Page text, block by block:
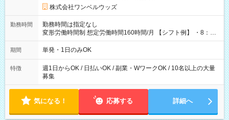
株式会社ワンベルウッズ
勤務時間
勤務時間は指定なし
変形労働時間制 想定労働時間160時間/月 【シフト例】 ・8：00
～21：00
期間 単発・1日のみOK
特徴
週1日からOK / 日払いOK / 副業・WワークOK / 10名以上の大量
募集
気になる！ 応募する 詳細へ